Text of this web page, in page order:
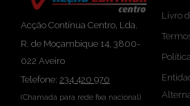
Acção Contínua Centro, Lda.
R. de Moçambique 14, 3800-
022 Aveiro
Telefone: 234 420 970
(Chamada para rede fixa nacional)
Livro